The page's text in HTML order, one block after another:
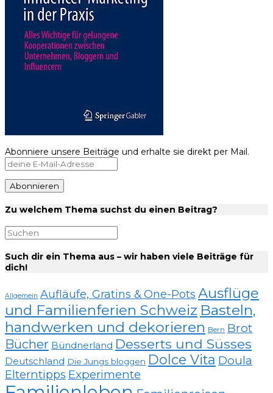
Abonniere unsere Beiträge und erhalte sie direkt per Mail.
Zu welchem Thema suchst du einen Beitrag?
Such dir ein Thema aus – wir haben viele Beiträge für
dich!
Allgemein Aufläufe, Gratins & One-Pots Ausflüge
und Familienferien Schweiz Basteln,
handwerken und dekorieren Bern Brot
Bücher Bündnerland Desserts und Süsses
Deutschland Die Jungs bloggen Dolce Vita Doula
Elterntipps Experimente